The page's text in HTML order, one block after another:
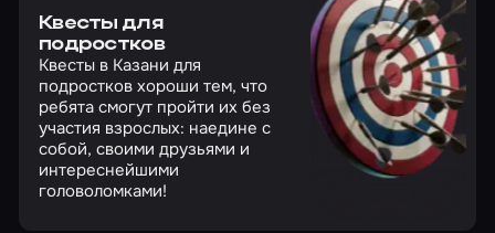
Квесты для
подростков
Квесты в Казани для
подростков хороши тем, что
ребята смогут пройти их без
участия взрослых: наедине с
собой, своими друзьями и
интереснейшими
головоломками!